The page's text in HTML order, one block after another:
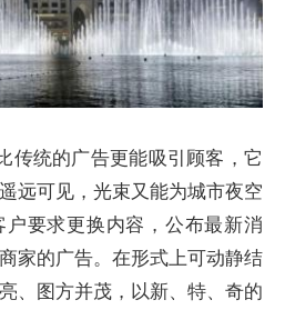
传统的广告更能吸引顾客，它
远可见，光束又能为城市夜空
要求更换内容，公布最新消
家的广告。在形式上可动静结
、图方并茂，以新、特、奇的